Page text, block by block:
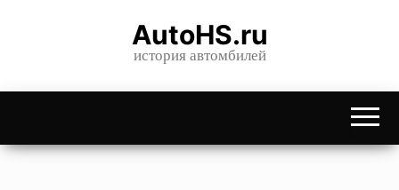
content
AutoHS.ru
история автомбилей